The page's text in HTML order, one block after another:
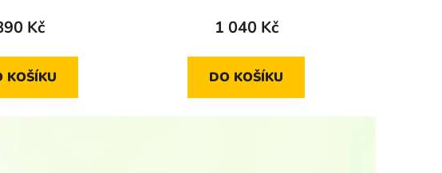
Kč
KOŠÍKU
1 040 Kč
DO KOŠÍKU